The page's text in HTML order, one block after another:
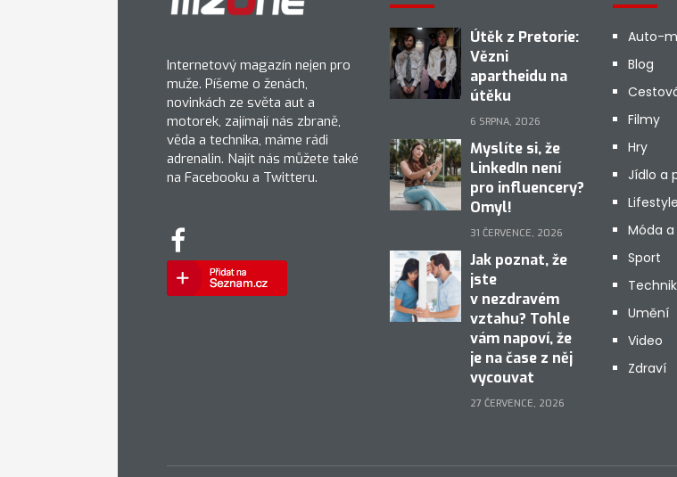
Internetový magazín nejen pro
muže. Píšeme o ženách,
novinkách ze světa aut a
motorek, zajímají nás zbraně,
věda a technika, máme rádi
adrenalin. Najít nás můžete také
na Facebooku a Twitteru.
Útěk z Pretorie:
Vězni
apartheidu na
útěku
6 SRPNA, 2026
Myslíte si, že
LinkedIn není
pro influencery?
Omyl!
31 ČERVENCE, 2026
Jak poznat, že
jste
v nezdravém
vztahu? Tohle
vám napoví, že
je na čase z něj
vycouvat
27 ČERVENCE, 2026
Auto-
Blog
Filmy
Hry
Jídlo a
Lifestyle
Móda a
Sport
Umění
Video
Zdraví